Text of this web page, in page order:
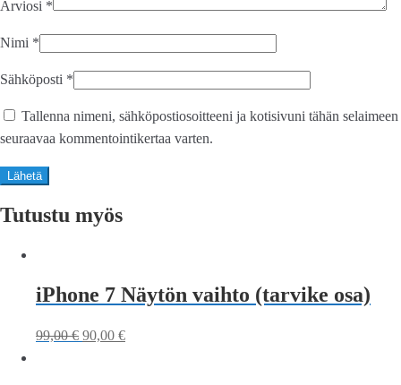
Arviosi *
Nimi *
Sähköposti *
Tallenna nimeni, sähköpostiosoitteeni ja kotisivuni tähän selaimeen
seuraavaa kommentointikertaa varten.
Tutustu myös
iPhone 7 Näytön vaihto (tarvike osa)
99,00€ 90,00 €